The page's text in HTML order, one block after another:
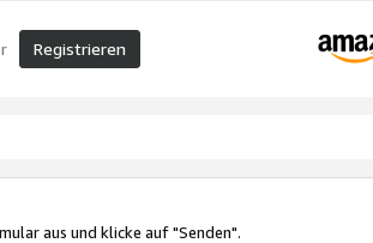
Registrieren
aus und klicke auf "Senden".